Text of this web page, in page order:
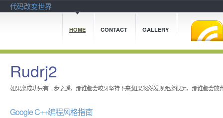
代码改变世界
HOME CONTACT GALLERY
Rudrj2
如果离成功只有一步之遥，那谁都会咬牙坚持下来;如果忽然发现距离很远，那谁都会
Google C++编程风格指南